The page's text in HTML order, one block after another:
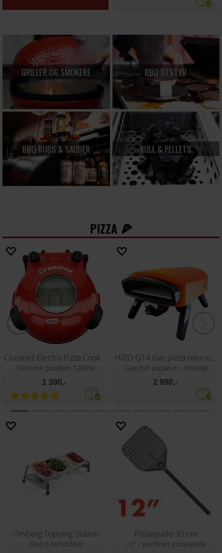
GRILLER OG SMOKERE BBQ UTSTYR
BBQ RUBS & SAUSER KULL & PELLETS
PIZZA 🍕
HIZO G14 Gas pizza oven black
Gassfyrt pizzaovn - sort
2 990,-
Effeuno N3 2,1kw Pizzaovn
34 cm pizza, 500°C,
8 290,-
Omberg Topping Station
Med 6 beholdere
Pizzaspade 30 cm
12" - perforert pizzaspade